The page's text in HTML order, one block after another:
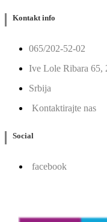
Kontakt info
065/202-52-02
Ive Lole Ribara 65,
Srbija
Kontaktirajte nas
Social
facebook